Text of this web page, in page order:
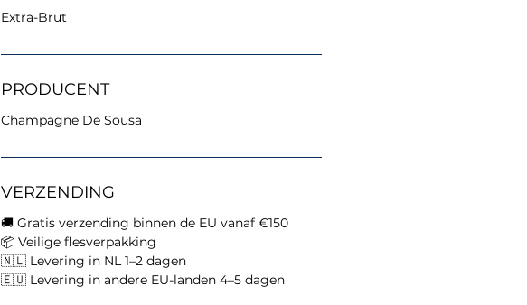
Extra-Brut
PRODUCENT
Champagne De Sousa
VERZENDING
🚚 Gratis verzending binnen de EU vanaf €150
📦 Veilige flesverpakking
🇳🇱 Levering in NL 1–2 dagen
🇪🇺 Levering in andere EU-landen 4–5 dagen